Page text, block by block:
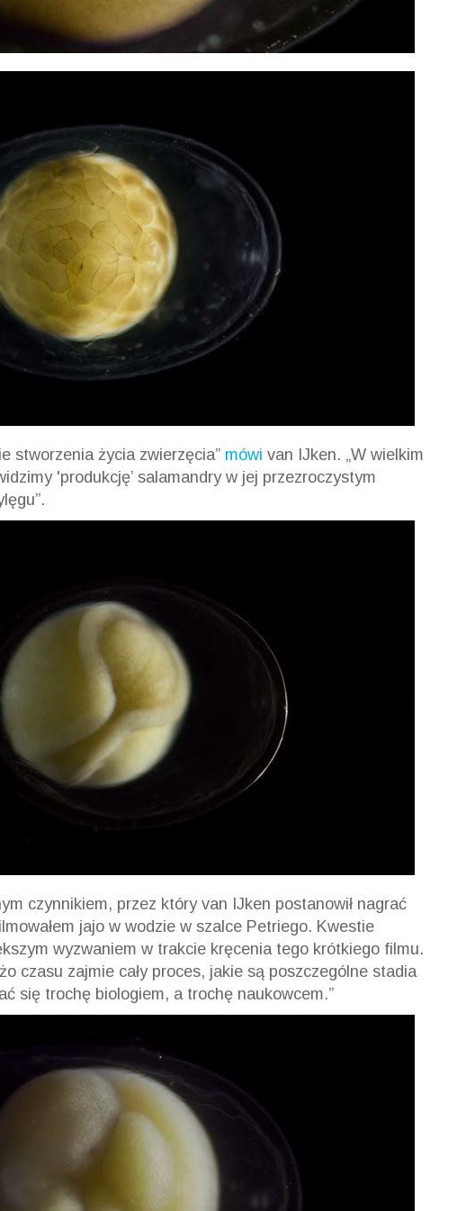
stworzenia życia zwierzęcia” mówi van IJken. „W wielkim
'produkcję’ salamandry w jej przezroczystym
czynnikiem, przez który van IJken postanowił nagrać
jajo w wodzie w szalce Petriego. Kwestie
wyzwaniem w trakcie kręcenia tego krótkiego filmu.
czasu zajmie cały proces, jakie są poszczególne stadia
się trochę biologiem, a trochę naukowcem.”